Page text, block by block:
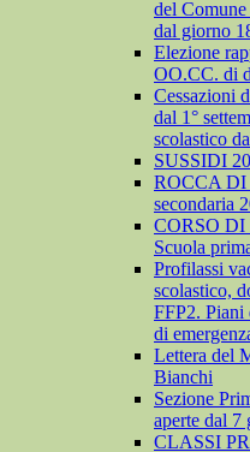
del
dal giorno
Elezione
OO.CC. di
Cessazioni
dal 1°
scolastico
SUSSIDI
ROCCA DI
secondaria
CORSO DI
Scuola
Profilassi
scolastico,
FFP2. Piani
di
Lettera del
Bianchi
Sezione
aperte dal 7
CLASSI